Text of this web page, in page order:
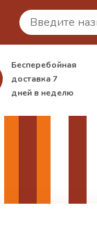
Бесперебойная
доставка7
дней в неделю